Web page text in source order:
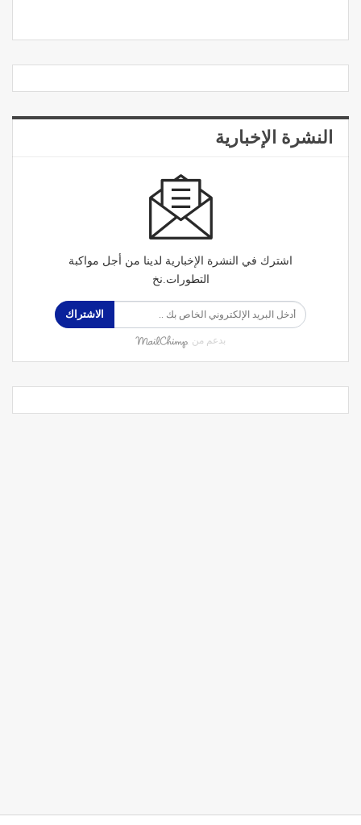
النشرة الإخبارية
اشترك في النشرة الإخبارية لدينا من أجل مواكبة
التطورات.نخ
الاشتراك
بدعم من